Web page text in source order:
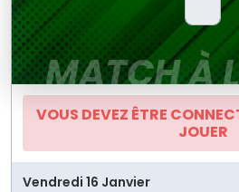
MATCH À
VOUS DEVEZ ÊTRE
JOUER
Vendredi 16 Janvier